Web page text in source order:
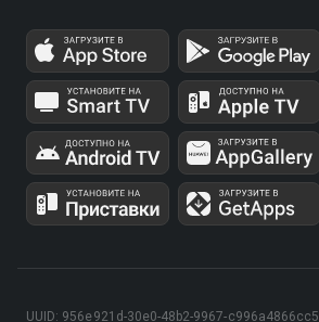
UUID: 956e921d-30e0-48b2-9967-c996a4866cc5